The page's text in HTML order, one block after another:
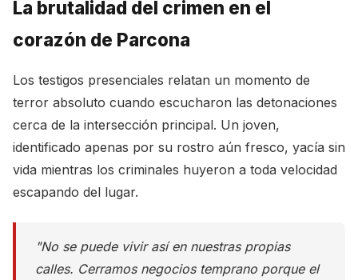
La brutalidad del crimen en el
corazón de Parcona
Los testigos presenciales relatan un momento de
terror absoluto cuando escucharon las detonaciones
cerca de la intersección principal. Un joven,
identificado apenas por su rostro aún fresco, yacía sin
vida mientras los criminales huyeron a toda velocidad
escapando del lugar.
"No se puede vivir así en nuestras propias
calles. Cerramos negocios temprano porque el